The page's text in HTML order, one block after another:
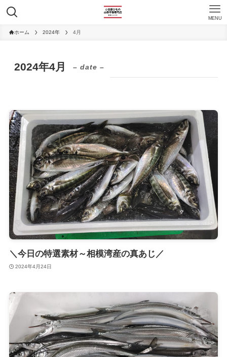
MENU
ホーム 2024年 4月
2024年4月 – date –
＼今日の特選素材～相模湾産の真あじ／
2024年4月24日